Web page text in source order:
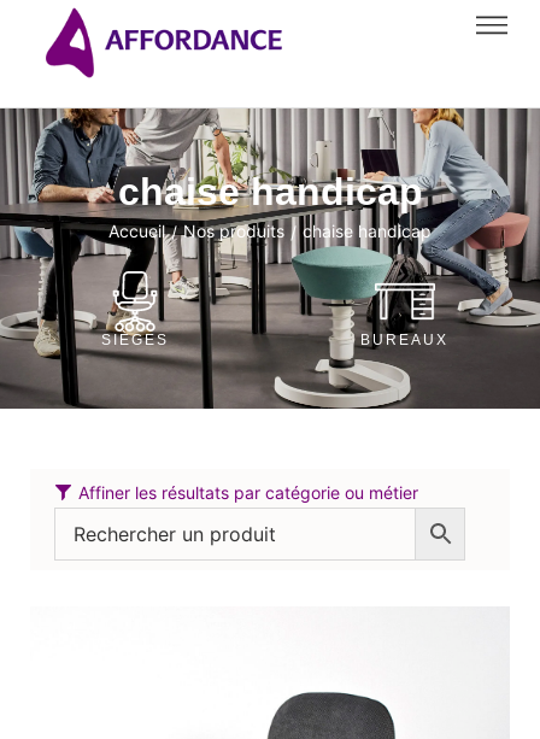
chaise handicap
Accueil / Nos produits / chaise handicap
SIÈGES BUREAUX
Affiner les résultats par catégorie ou métier